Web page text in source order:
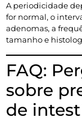
A periodicidade
for normal, o
adenomas, a
tamanho e
FAQ:
sobre
de